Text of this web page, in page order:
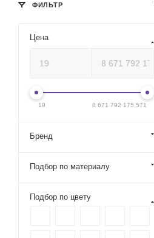
ФИЛЬТР
Цена
19 8 671 792 175 571
Бренд
Подбор по материалу
Подбор по цвету